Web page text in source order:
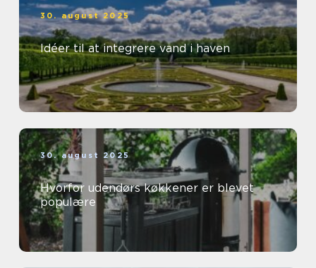
30. august 2025
Idéer til at integrere vand i haven
30. august 2025
Hvorfor udendørs køkkener er blevet
populære